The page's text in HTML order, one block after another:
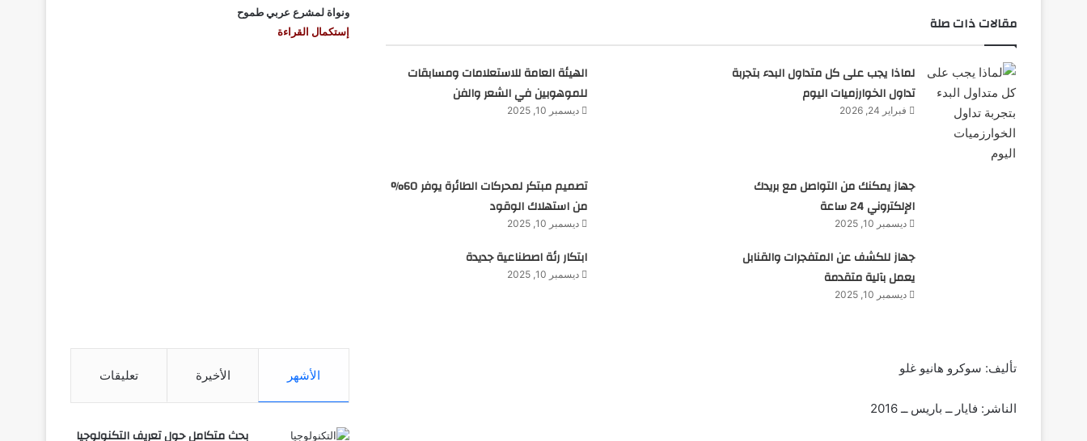
مقالات ذات صلة
لماذا يجب على كل متداول البدء بتجربة
تداول الخوارزميات اليوم
فبراير 24, 2026
الهيئة العامة للاستعلامات ومسابقات
للموهوبين في الشعر والفن
ديسمبر 10, 2025
جهاز يمكنك من التواصل مع بريدك
الإلكتروني 24 ساعة
ديسمبر 10, 2025
تصميم مبتكر لمحركات الطائرة يوفر 60%
من استهلاك الوقود
ديسمبر 10, 2025
جهاز للكشف عن المتفجرات والقنابل
يعمل بآلية متقدمة
ديسمبر 10, 2025
ابتكار رئة اصطناعية جديدة
ديسمبر 10, 2025
تأليف: سوكرو هانيو غلو
الناشر: فايار ــ باريس ــ 2016
ونواة لمشرع عربي طموح
إستكمال القراءة
الأشهر الأخيرة تعليقات
بحث متكامل حول تعريف التكنولوجيا